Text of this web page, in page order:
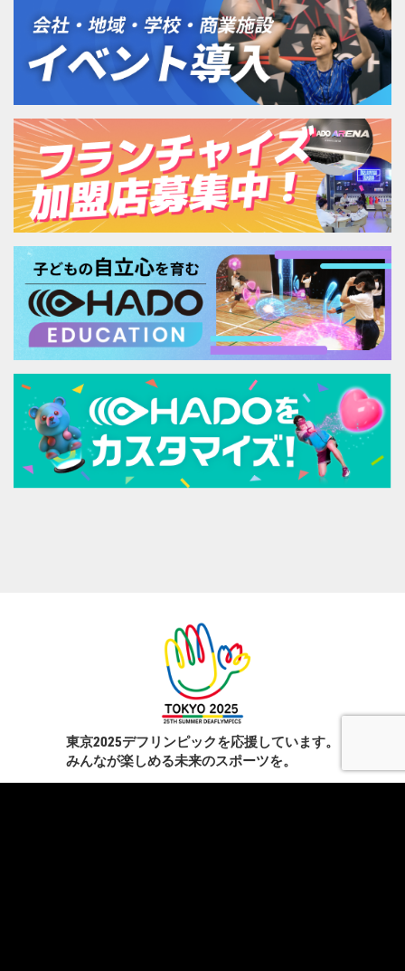
東京2025デフリンピックを応援しています。
みんなが楽しめる未来のスポーツを。